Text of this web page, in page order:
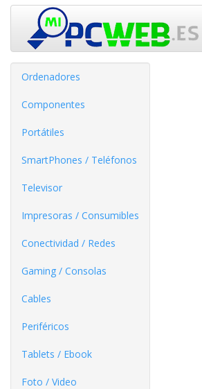
Ordenadores
Componentes
Portátiles
SmartPhones / Teléfonos
Televisor
Impresoras / Consumibles
Conectividad / Redes
Gaming / Consolas
Cables
Periféricos
Tablets / Ebook
Foto / Video